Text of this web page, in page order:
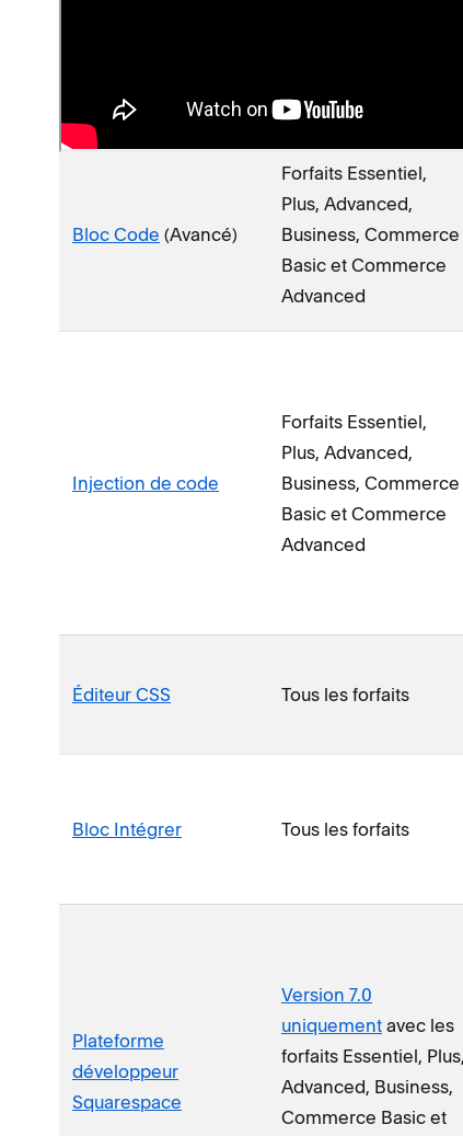
Bloc Code (Avancé)
Forfaits Essentiel,
Plus, Advanced,
Business, Commerce
Basic et Commerce
Advanced
Injection de code
Forfaits Essentiel,
Plus, Advanced,
Business, Commerce
Basic et Commerce
Advanced
Éditeur CSS Tous les forfaits
Bloc Intégrer Tous les forfaits
Plateforme
développeur
Squarespace
Version 7.0
uniquement avec les
forfaits Essentiel, Plus,
Advanced, Business,
Commerce Basic et